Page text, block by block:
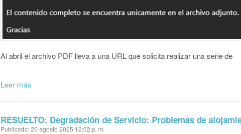
Al abril el archivo PDF lleva a una URL que solicita realizar una serie de
Leer más
RESUELTO: Degradación de Servicio: Problemas de
Publicado: 20 agosto 2025 12:02 p. m.